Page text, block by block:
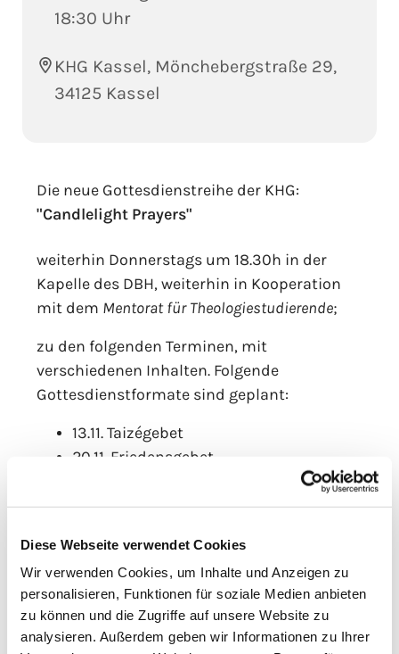
Diese Webseite verwendet Cookies
Wir verwenden Cookies, um Inhalte und Anzeigen zu
personalisieren, Funktionen für soziale Medien anbieten
zu können und die Zugriffe auf unsere Website zu
analysieren. Außerdem geben wir Informationen zu Ihrer
18:30 Uhr
KHG Kassel, Mönchebergstraße 29,
34125 Kassel
Die neue Gottesdienstreihe der KHG:
"Candlelight Prayers"
weiterhin Donnerstags um 18.30h in der
Kapelle des DBH, weiterhin in Kooperation
mit dem Mentorat für Theologiestudierende;
zu den folgenden Terminen, mit
verschiedenen Inhalten. Folgende
Gottesdienstformate sind geplant:
13.11. Taizégebet
20.11. Friedensgebet
(Englisch/Deutsch)
11.12. Taizégebet
18.12. Eucharistiefeier
(Englisch/Deutsch)
08.01. Taizégebet
15.01. Eucharistiefeier